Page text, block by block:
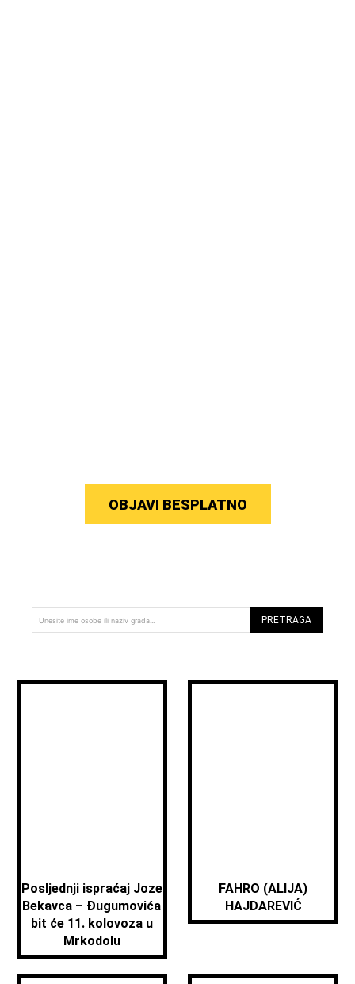
OBJAVI BESPLATNO
Unesite ime osobe ili naziv grada... PRETRAGA
Posljednji ispraćaj Joze
Bekavca – Đugumovića
bit će 11. kolovoza u
Mrkodolu
FAHRO (ALIJA)
HAJDAREVIĆ